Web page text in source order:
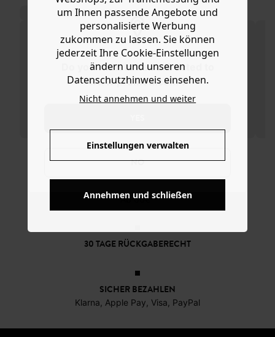
Do you want to be redirected to
www.promod.com ?
NO
Polycarbonat in Havannaoptik mit festem Nasensteg. Es
erfüllt Filterkat. 3 gemäß EU-Normen. Das Accessoire in
Einheitsgröße ist ein schönes Geschenk.
DAS KÖNNTE IHNEN GEFALLEN:
Sonnenbrille
Schildpatt-
16,99 €
Schildpatt-
19,99 €
KOSTENFREIE LIEFERUNG
30 TAGE RÜCKGABERECHT
um Ihnen passende Angebote und
personalisierte Werbung
zukommen zu lassen. Sie können
jederzeit Ihre Cookie-Einstellungen
ändern und unseren
Datenschutzhinweis einsehen.
Nicht annehmen und weiter
Einstellungen verwalten
Annehmen und schließen